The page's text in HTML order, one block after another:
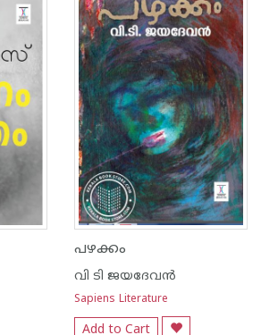
പഴക്കം
വി ടി ജയദേവന്‍
Sapiens Literature
Add to Cart